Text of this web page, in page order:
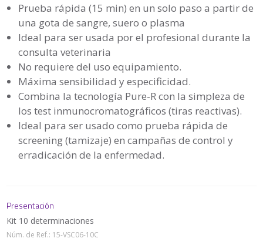
Prueba rápida (15 min) en un solo paso a partir de
una gota de sangre, suero o plasma
Ideal para ser usada por el profesional durante la
consulta veterinaria
No requiere del uso equipamiento.
Máxima sensibilidad y especificidad.
Combina la tecnología Pure-R con la simpleza de
los test inmunocromatográficos (tiras reactivas).
Ideal para ser usado como prueba rápida de
screening (tamizaje) en campañas de control y
erradicación de la enfermedad.
Presentación
Kit 10 determinaciones
Núm. de Ref.: 15-VSC06-10C